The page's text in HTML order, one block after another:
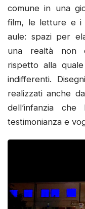
comune in una
film, le letture e i
aule: spazi per
una realtà non
rispetto alla
indifferenti.
realizzati anche
dell’infanzia
testimonianza e